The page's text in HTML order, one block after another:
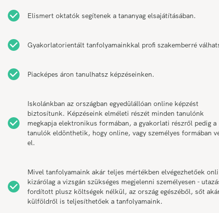
Elismert oktatók segítenek a tananyag elsajátításában.
Gyakorlatorientált tanfolyamainkkal profi szakemberré
Piacképes áron tanulhatsz képzéseinken.
Iskolánkban az országban egyedülállóan online képzést
biztosítunk. Képzéseink elméleti részét minden tanulónk
megkapja elektronikus formában, a gyakorlati részről pedig a
tanulók eldönthetik, hogy online, vagy személyes formában
el.
Mivel tanfolyamaink akár teljes mértékben elvégezhetőek
kizárólag a vizsgán szükséges megjelenni személyesen -
fordított plusz költségek nélkül, az ország egészéből, sőt
külföldről is teljesíthetőek a tanfolyamaink.